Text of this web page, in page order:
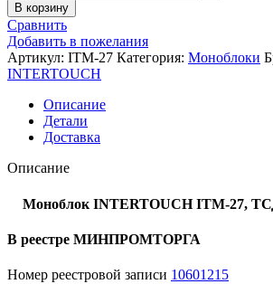
В корзину
Сравнить
Добавить в пожелания
Артикул: ITM-27 Категория: Моноблоки
INTERTOUCH
Описание
Детали
Доставка
Описание
Моноблок INTERTOUCH ITM-27,
В реестре МИНПРОМТОРГА
Номер реестровой записи 10601215